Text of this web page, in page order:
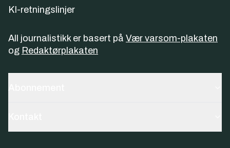
KI-retningslinjer
All journalistikk er basert på Vær varsom-plakaten
og Redaktørplakaten